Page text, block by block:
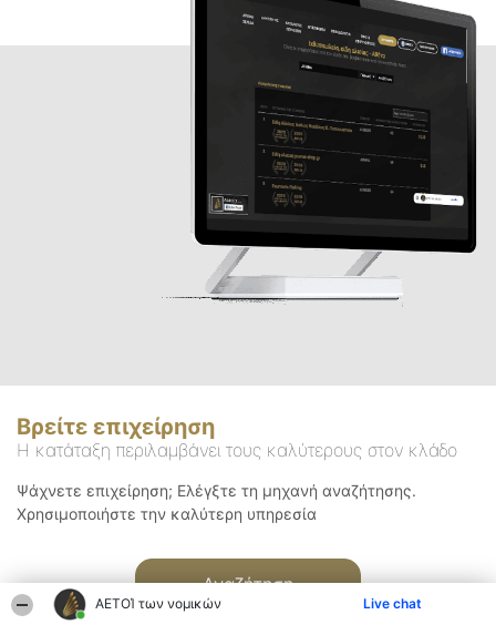
ΑΕΤΟΊ των νομικών Live chat
Βρείτε επιχείρηση
Η κατάταξη περιλαμβάνει τους καλύτερους στον κλάδο
Ψάχνετε επιχείρηση; Ελέγξτε τη μηχανή αναζήτησης.
Χρησιμοποιήστε την καλύτερη υπηρεσία
Αναζήτηση